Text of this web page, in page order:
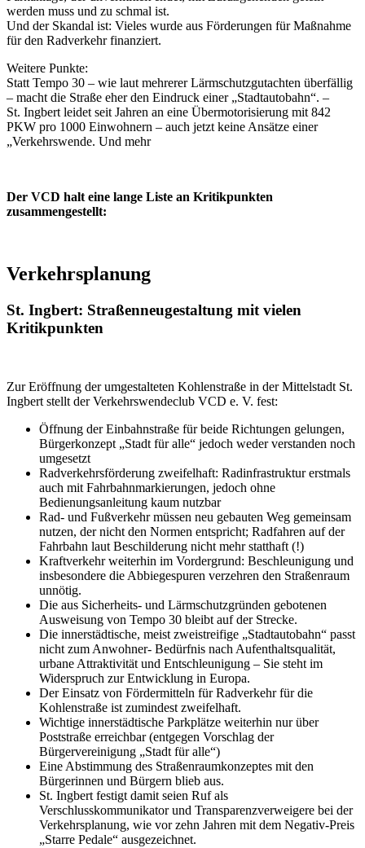
werden muss und zu schmal ist.
Und der Skandal ist: Vieles wurde aus Förderungen für Maßnahme
für den Radverkehr finanziert.
Weitere Punkte:
Statt Tempo 30 – wie laut mehrerer Lärmschutzgutachten überfällig
– macht die Straße eher den Eindruck einer „Stadtautobahn“. –
St. Ingbert leidet seit Jahren an eine Übermotorisierung mit 842
PKW pro 1000 Einwohnern – auch jetzt keine Ansätze einer
„Verkehrswende. Und mehr
Der VCD halt eine lange Liste an Kritikpunkten
zusammengestellt:
Verkehrsplanung
St. Ingbert: Straßenneugestaltung mit vielen
Kritikpunkten
Zur Eröffnung der umgestalteten Kohlenstraße in der Mittelstadt St.
Ingbert stellt der Verkehrswendeclub VCD e. V. fest:
Öffnung der Einbahnstraße für beide Richtungen gelungen,
Bürgerkonzept „Stadt für alle“ jedoch weder verstanden noch
umgesetzt
Radverkehrsförderung zweifelhaft: Radinfrastruktur erstmals
auch mit Fahrbahnmarkierungen, jedoch ohne
Bedienungsanleitung kaum nutzbar
Rad- und Fußverkehr müssen neu gebauten Weg gemeinsam
nutzen, der nicht den Normen entspricht; Radfahren auf der
Fahrbahn laut Beschilderung nicht mehr statthaft (!)
Kraftverkehr weiterhin im Vordergrund: Beschleunigung und
insbesondere die Abbiegespuren verzehren den Straßenraum
unnötig.
Die aus Sicherheits- und Lärmschutzgründen gebotenen
Ausweisung von Tempo 30 bleibt auf der Strecke.
Die innerstädtische, meist zweistreifige „Stadtautobahn“ passt
nicht zum Anwohner- Bedürfnis nach Aufenthaltsqualität,
urbane Attraktivität und Entschleunigung – Sie steht im
Widerspruch zur Entwicklung in Europa.
Der Einsatz von Fördermitteln für Radverkehr für die
Kohlenstraße ist zumindest zweifelhaft.
Wichtige innerstädtische Parkplätze weiterhin nur über
Poststraße erreichbar (entgegen Vorschlag der
Bürgervereinigung „Stadt für alle“)
Eine Abstimmung des Straßenraumkonzeptes mit den
Bürgerinnen und Bürgern blieb aus.
St. Ingbert festigt damit seien Ruf als
Verschlusskommunikator und Transparenzverweigere bei der
Verkehrsplanung, wie vor zehn Jahren mit dem Negativ-Preis
„Starre Pedale“ ausgezeichnet.